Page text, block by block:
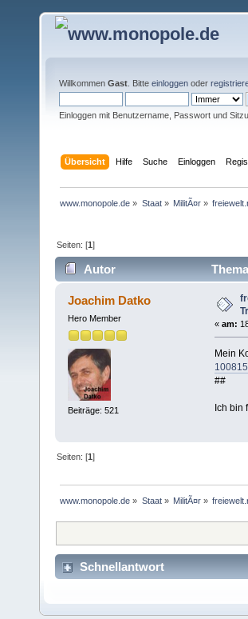
Willkommen Gast . Bitte einloggen oder
Einloggen mit Benutzername, Passwort und
Übersicht Hilfe Suche Einloggen
www.monopole.de » Staat» MilitÃ¤r»
Seiten: [1]
Autor
(Gelesen 9292 mal)
Joachim Datko
Hero Member
Beiträge: 521
« am:
Mein
##
Ich bin
Seiten: [1]
www.monopole.de » Staat» MilitÃ¤r»
Schnellantwort